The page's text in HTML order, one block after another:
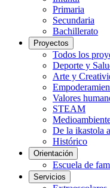
Primaria
Secundaria
Bachillerato
Proyectos
Todos los
Deporte y
Arte y
Valores
STEAM
De la ikastola
Histórico
Orientación
Escuela de
Servicios